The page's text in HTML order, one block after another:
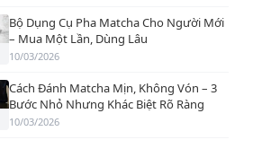
Bộ Dụng Cụ Pha Matcha Cho Người Mới
– Mua Một Lần, Dùng Lâu
10/03/2026
Cách Đánh Matcha Mịn, Không Vón – 3
Bước Nhỏ Nhưng Khác Biệt Rõ Ràng
10/03/2026